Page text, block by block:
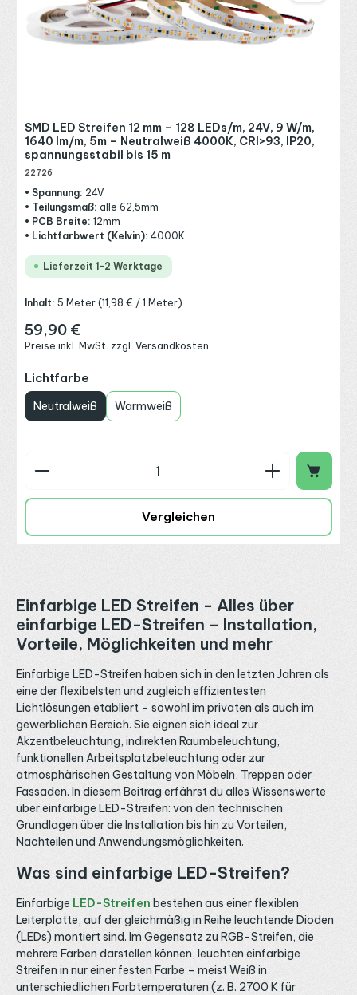
SMD LED Streifen 12 mm – 128 LEDs/m, 24V, 9 W/m,
1640 lm/m, 5m – Neutralweiß 4000K, CRI>93, IP20,
spannungsstabil bis 15 m
22726
• Spannung: 24V
• Teilungsmaß: alle 62,5mm
• PCB Breite: 12mm
• Lichtfarbwert (Kelvin): 4000K
Lieferzeit 1-2 Werktage
Inhalt:5 Meter(11,98 € / 1 Meter)
Regulärer Preis:
59,90 €
Preise inkl. MwSt. zzgl. Versandkosten
Lichtfarbe
Neutralweiß Warmweiß
Produkt Anzahl: Gib den gewünschten Wert
Vergleichen
Einfarbige LED Streifen - Alles über
einfarbige LED-Streifen – Installation,
Vorteile, Möglichkeiten und mehr
Einfarbige LED-Streifen haben sich in den letzten Jahren als
eine der flexibelsten und zugleich effizientesten
Lichtlösungen etabliert – sowohl im privaten als auch im
gewerblichen Bereich. Sie eignen sich ideal zur
Akzentbeleuchtung, indirekten Raumbeleuchtung,
funktionellen Arbeitsplatzbeleuchtung oder zur
atmosphärischen Gestaltung von Möbeln, Treppen oder
Fassaden. In diesem Beitrag erfährst du alles Wissenswerte
über einfarbige LED-Streifen: von den technischen
Grundlagen über die Installation bis hin zu Vorteilen,
Nachteilen und Anwendungsmöglichkeiten.
Was sind einfarbige LED-Streifen?
Einfarbige LED-Streifen bestehen aus einer flexiblen
Leiterplatte, auf der gleichmäßig in Reihe leuchtende Dioden
(LEDs) montiert sind. Im Gegensatz zu RGB-Streifen, die
mehrere Farben darstellen können, leuchten einfarbige
Streifen in nur einer festen Farbe – meist Weiß in
unterschiedlichen Farbtemperaturen (z. B. 2700 K für